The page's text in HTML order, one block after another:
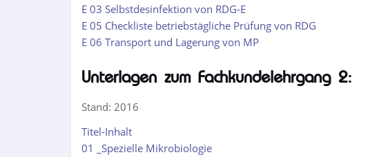
E 03 Selbstdesinfektion von RDG-E
E 05 Checkliste betriebstägliche Prüfung von RDG
E 06 Transport und Lagerung von MP
Unterlagen zum Fachkundelehrgang 2:
Stand: 2016
Titel-Inhalt
01 _Spezielle Mikrobiologie